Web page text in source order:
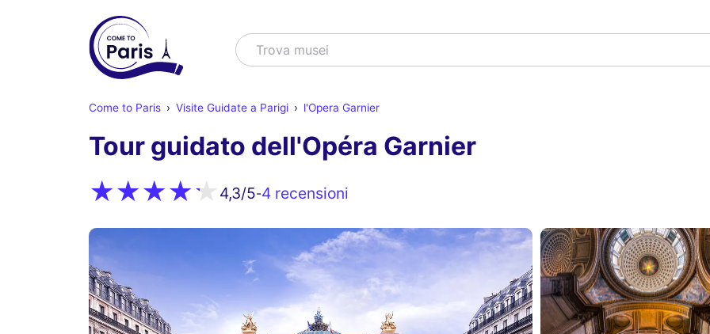
Cercare
Trova spetta
Come to Paris Visite Guidate a Parigi l'Opera Garnier
Tour guidato dell'Opéra Garnier
4,3/5-4 recensioni